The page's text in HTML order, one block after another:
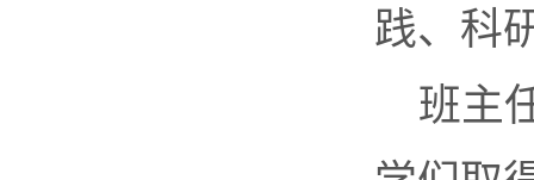
践、科
班主